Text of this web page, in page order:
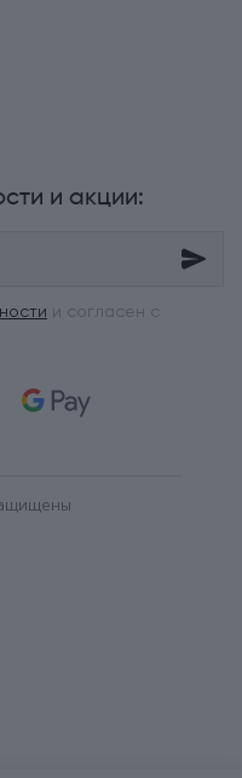
и акции:
и согласен с